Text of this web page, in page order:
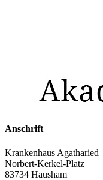
Anschrift
Krankenhaus Agatharied
Norbert-Kerkel-Platz
83734 Hausham